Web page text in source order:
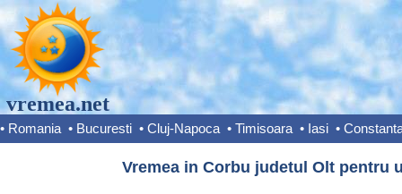
vremea.net
• Romania • Bucuresti • Cluj-Napoca • Timisoara • Iasi •
Vremea in Corbu judetul Olt pentru